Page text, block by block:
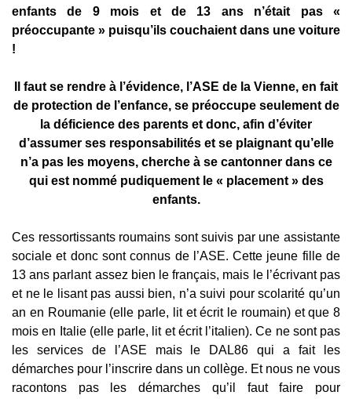
enfants de 9 mois et de 13 ans n’était pas «
préoccupante » puisqu’ils couchaient dans une voiture
!
Il faut se rendre à l’évidence, l’ASE de la Vienne, en fait
de protection de l’enfance, se préoccupe seulement de
la déficience des parents et donc, afin d’éviter
d’assumer ses responsabilités et se plaignant qu’elle
n’a pas les moyens, cherche à se cantonner dans ce
qui est nommé pudiquement le « placement » des
enfants.
Ces ressortissants roumains sont suivis par une assistante
sociale et donc sont connus de l’ASE. Cette jeune fille de
13 ans parlant assez bien le français, mais le l’écrivant pas
et ne le lisant pas aussi bien, n’a suivi pour scolarité qu’un
an en Roumanie (elle parle, lit et écrit le roumain) et que 8
mois en Italie (elle parle, lit et écrit l’italien). Ce ne sont pas
les services de l’ASE mais le DAL86 qui a fait les
démarches pour l’inscrire dans un collège. Et nous ne vous
racontons pas les démarches qu’il faut faire pour